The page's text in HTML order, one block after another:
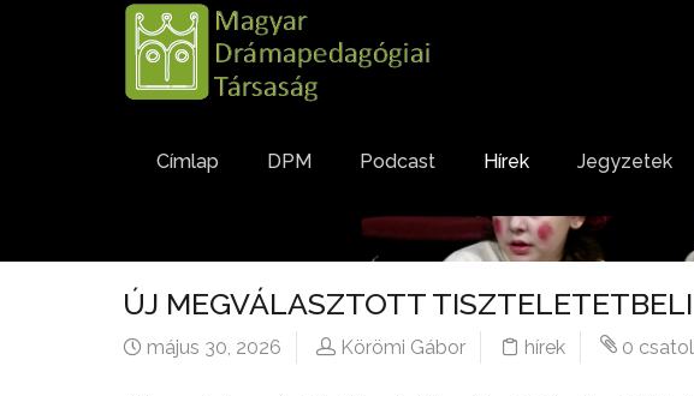
Címlap DPM Podcast Hírek Jegyzetek
CÍMLAP
ÚJ MEGVÁLASZTOTT
május 30, 2026 Körömi Gábor hírek 0